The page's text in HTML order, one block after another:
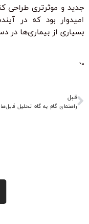
جدید و موثرتری طراحی
امیدوار بود که در
بسیاری از بیماری‌ها در
“`
قبل